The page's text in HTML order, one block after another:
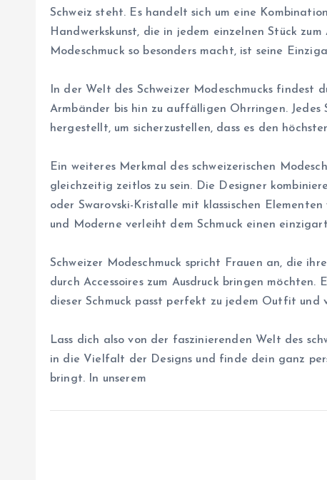
Schweiz steht. Es handelt sich um eine
Handwerkskunst, die in jedem einzelnen Stück zum
Modeschmuck so besonders macht, ist seine
In der Welt des Schweizer Modeschmucks
Armbänder bis hin zu auffälligen Ohrringen.
hergestellt, um sicherzustellen, dass es den
Ein weiteres Merkmal des schweizerischen
gleichzeitig zeitlos zu sein. Die Designer
oder Swarovski-Kristalle mit klassischen
und Moderne verleiht dem Schmuck einen
Schweizer Modeschmuck spricht Frauen an, die
durch Accessoires zum Ausdruck bringen
dieser Schmuck passt perfekt zu jedem Outfit und
Lass dich also von der faszinierenden Welt des
in die Vielfalt der Designs und finde dein ganz
bringt. In unserem